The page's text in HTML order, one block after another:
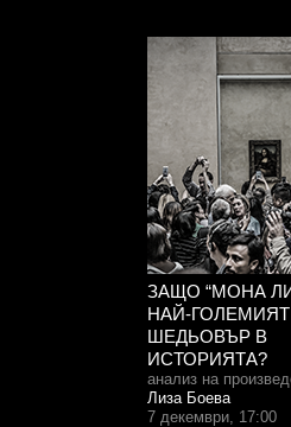
ЗАЩО “МОНА
НАЙ-ГОЛЕМИЯТ
ШЕДЬОВЪР В
ИСТОРИЯТА?
анализ на
Лиза Боева
7 декември, 17:00